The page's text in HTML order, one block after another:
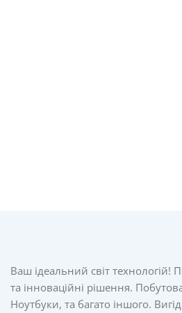
Ваш ідеальний світ технологій!
та інноваційні рішення.
Ноутбуки, та багато іншого.